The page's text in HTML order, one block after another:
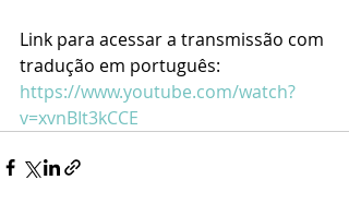
Link para acessar a transmissão com
tradução em português:
https://www.youtube.com/watch?
v=xvnBIt3kCCE